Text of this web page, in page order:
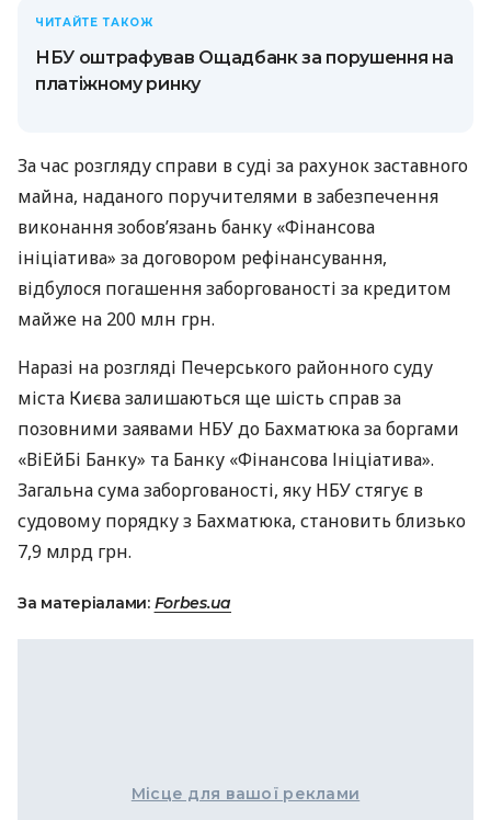
ЧИТАЙТЕ ТАКОЖ
НБУ оштрафував Ощадбанк за порушення на
платіжному ринку
За час розгляду справи в суді за рахунок заставного
майна, наданого поручителями в забезпечення
виконання зобов’язань банку «Фінансова
ініціатива» за договором рефінансування,
відбулося погашення заборгованості за кредитом
майже на 200 млн грн.
Наразі на розгляді Печерського районного суду
міста Києва залишаються ще шість справ за
позовними заявами НБУ до Бахматюка за боргами
«ВіЕйБі Банку» та Банку «Фінансова Ініціатива».
Загальна сума заборгованості, яку НБУ стягує в
судовому порядку з Бахматюка, становить близько
7,9 млрд грн.
За матеріалами: Forbes.ua
Місце для вашої реклами